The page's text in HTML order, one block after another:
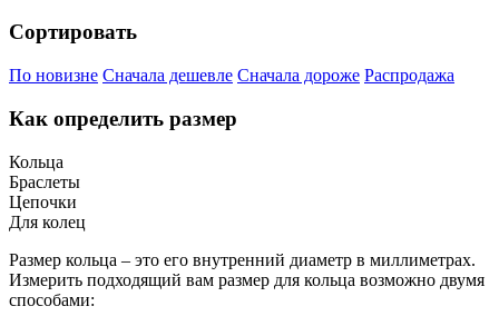
Сортировать
По новизне Сначала дешевле Сначала дороже Распродажа
Как определить размер
Кольца
Браслеты
Цепочки
Для колец
Размер кольца – это его внутренний диаметр в миллиметрах.
Измерить подходящий вам размер для кольца возможно двумя
способами: